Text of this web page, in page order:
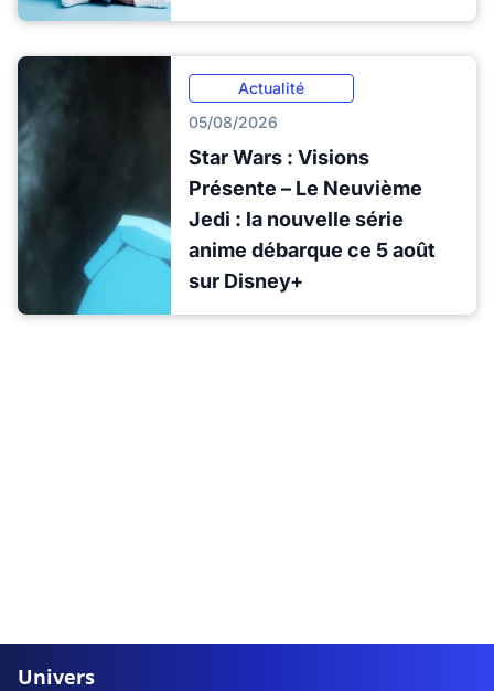
Actualité
05/08/2026
Star Wars : Visions
Présente – Le Neuvième
Jedi : la nouvelle série
anime débarque ce 5 août
sur Disney+
Univers